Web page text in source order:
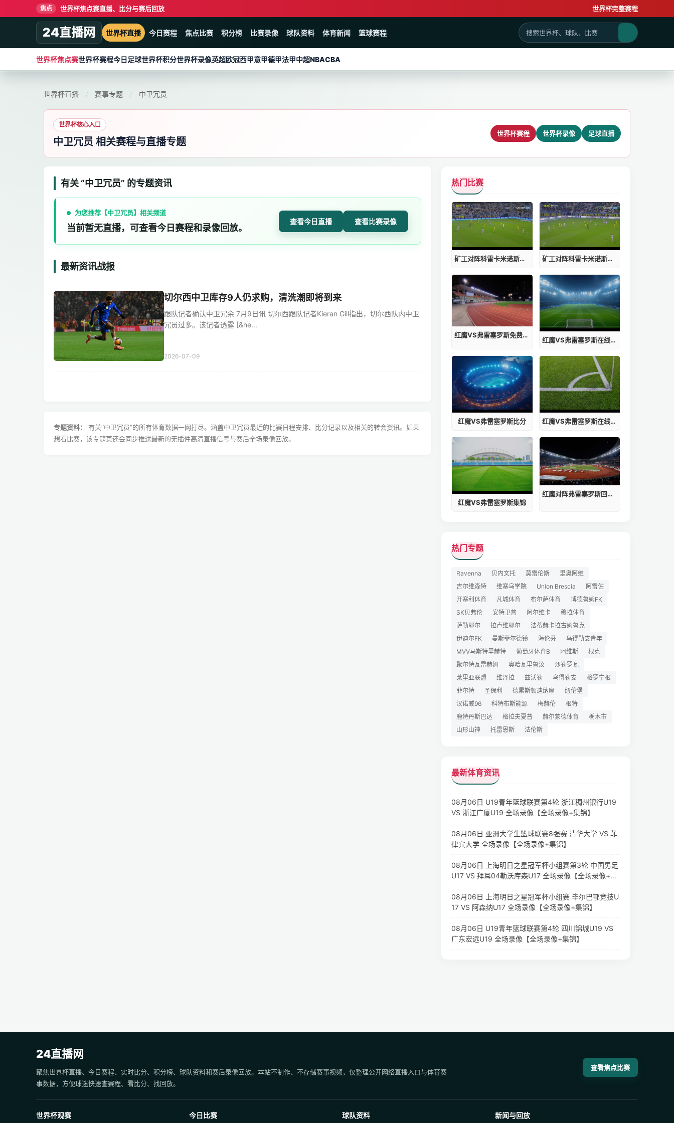
焦点 世界杯焦点赛直播、比分与赛后回放 世界杯完整赛程
24直播网 世界杯直播 今日赛程 焦点比赛 积分榜 比赛录像 球队资料 体育新闻 篮球赛程
世界杯焦点赛世界杯赛程今日足球世界杯积分世界杯录像英超欧冠西甲意甲德甲法甲中超NBACBA
世界杯直播 / 赛事专题 / 中卫冗员
世界杯核心入口
中卫冗员 相关赛程与直播专题
世界杯赛程 世界杯录像 足球直播
有关 “中卫冗员” 的专题资讯
为您推荐【中卫冗员】相关频道
当前暂无直播，可查看今日赛程和录像回放。
查看今日直播 查看比赛录像
最新资讯战报
切尔西中卫库存9人仍求购，清洗潮即将到来
跟队记者确认中卫冗余 7月9日讯 切尔西跟队记者Kieran Gill指出，切尔西队内中卫
冗员过多。该记者透露 [&he...
2026-07-09
专题资料：
有关“中卫冗员”的所有体育数据一网打尽。涵盖中卫冗员最近的比赛日程安排、比分记录以及相关的转会资讯。如果
想看比赛，该专题页还会同步推送最新的无插件高清直播信号与赛后全场录像回放。
热门比赛
矿工对阵科雷卡米诺斯无插件怎么打 矿工对阵科雷卡米诺斯集锦
红魔VS弗雷塞罗斯免费观看
红魔VS弗雷塞罗斯在线直播
红魔VS弗雷塞罗斯比分 红魔VS弗雷塞罗斯在线观看免费
红魔VS弗雷塞罗斯集锦
红魔对阵弗雷塞罗斯回放在哪看
热门专题
Ravenna 贝内文托 莫雷伦斯
里奥阿维
吉尔维森特
维塞乌学院 Union Brescia
阿雷佐
开塞利体育
凡城体育 布尔萨体育
博德鲁姆FK
SK贝弗伦
安特卫普 阿尔维卡
穆拉体育
萨勒耶尔
拉卢维耶尔
法蒂赫卡拉古姆鲁克
伊迪尔FK
曼斯菲尔德镇 海伦芬
乌得勒支青年
MVV马斯特里赫特
葡萄牙体育B 阿维斯
根克
聚尔特瓦雷赫姆
奥哈瓦里鲁汶
沙勒罗瓦
莱里亚联盟
维泽拉 兹沃勒 乌得勒支
格罗宁根
菲尔特
圣保利 德累斯顿迪纳摩
纽伦堡
汉诺威96
科特布斯能源 梅赫伦
根特
鹿特丹斯巴达
格拉夫夏普 赫尔蒙德体育
栃木市
山形山神
托雷恩斯 法伦斯
最新体育资讯
08月06日 U19青年篮球联赛第4轮 浙江稠州银行U19
VS 浙江广厦U19 全场录像【全场录像+集锦】
08月06日 亚洲大学生篮球联赛8强赛 清华大学 VS 菲
律宾大学 全场录像【全场录像+集锦】
08月06日 上海明日之星冠军杯小组赛第3轮 中国男足
U17 VS 拜耳04勒沃库森U17 全场录像【全场录像+集
08月06日 上海明日之星冠军杯小组赛 毕尔巴鄂竞技U
17 VS 阿森纳U17 全场录像【全场录像+集锦】
08月06日 U19青年篮球联赛第4轮 四川锦城U19 VS
广东宏远U19 全场录像【全场录像+集锦】
24直播网
聚焦世界杯直播、今日赛程、实时比分、积分榜、球队资料和赛后录像回放。本站不制作、不存储赛事视频，仅整理公开网络直播入口与体育赛
事数据，方便球迷快速查赛程、看比分、找回放。
查看焦点比赛
世界杯观赛 今日比赛 球队资料 新闻与回放